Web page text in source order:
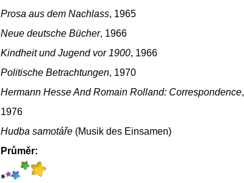
Prosa aus dem Nachlass, 1965
Neue deutsche Bücher, 1966
Kindheit und Jugend vor 1900, 1966
Politische Betrachtungen, 1970
Hermann Hesse And Romain Rolland: Correspondence,
1976
Hudba samotáře (Musik des Einsamen)
Průměr: